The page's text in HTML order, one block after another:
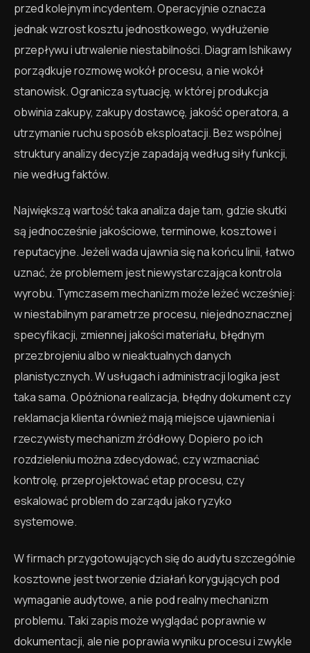
przed kolejnym incydentem. Operacyjnie oznacza
jednak wzrost kosztu jednostkowego, wydłużenie
przepływu i utrwalenie niestabilności. Diagram Ishikawy
porządkuje rozmowę wokół procesu, a nie wokół
stanowisk. Ogranicza sytuację, w której produkcja
obwinia zakupy, zakupy dostawcę, jakość operatora, a
utrzymanie ruchu sposób eksploatacji. Bez wspólnej
struktury analizy decyzje zapadają według siły funkcji,
nie według faktów.
Największą wartość taka analiza daje tam, gdzie skutki
są jednocześnie jakościowe, terminowe, kosztowe i
reputacyjne. Jeżeli wada ujawnia się na końcu linii, łatwo
uznać, że problemem jest niewystarczająca kontrola
wyrobu. Tymczasem mechanizm może leżeć wcześniej:
w niestabilnym parametrze procesu, niejednoznacznej
specyfikacji, zmiennej jakości materiału, błędnym
przezbrojeniu albo w nieaktualnych danych
planistycznych. W usługach i administracji logika jest
taka sama. Opóźniona realizacja, błędny dokument czy
reklamacja klienta również mają miejsce ujawnienia i
rzeczywisty mechanizm źródłowy. Dopiero po ich
rozdzieleniu można zdecydować, czy wzmacniać
kontrolę, przeprojektować etap procesu, czy
eskalować problem do zarządu jako ryzyko
systemowe.
W firmach przygotowujących się do audytu szczególnie
kosztowne jest tworzenie działań korygujących pod
wymaganie audytowe, a nie pod realny mechanizm
problemu. Taki zapis może wyglądać poprawnie w
dokumentacji, ale nie poprawia wyniku procesu i zwykle